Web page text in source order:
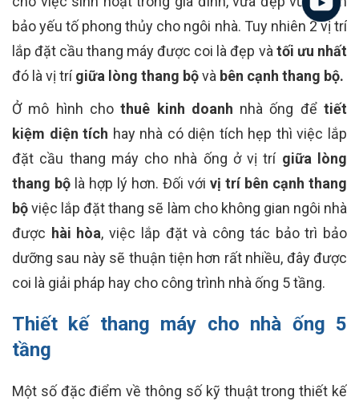
bảo yếu tố phong thủy cho ngôi nhà. Tuy nhiên 2 vị trí
lắp đặt cầu thang máy được coi là đẹp và tối ưu nhất
đó là vị trígiữa lòng thang bộvà bên cạnh thang bộ.
Ở mô hình chothuê kinh doanh nhà ống đểtiết
kiệm diện tích hay nhà có diện tích hẹp thì việc lắp
đặt cầu thang máy cho nhà ống ở vị trí giữa lòng
thang bộ là hợp lý hơn. Đối với vị trí bên cạnh thang
bộviệc lắp đặt thang sẽ làm cho không gian ngôi nhà
được hài hòa, việc lắp đặt và công tác bảo trì bảo
dưỡng sau này sẽ thuận tiện hơn rất nhiều, đây được
coi là giải pháp hay cho công trình nhà ống 5 tầng.
Thiết kế thang máy cho nhà ống 5
tầng
Một số đặc điểm về thông số kỹ thuật trong thiết kế